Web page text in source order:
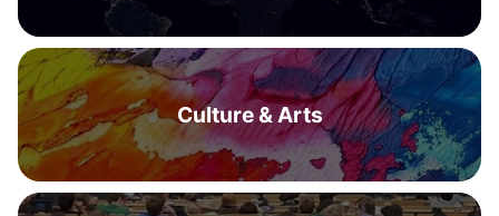
Culture & Arts